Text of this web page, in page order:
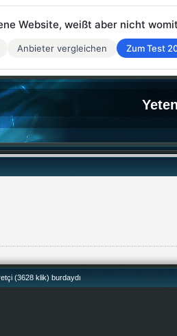
(3628 klik) burdaydı
Website, weißt aber nicht
Anbieter vergleichen Zum Test